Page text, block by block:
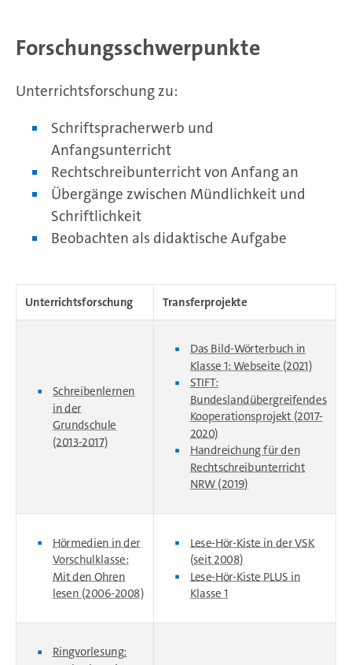
Forschungsschwerpunkte
Unterrichtsforschung zu:
Schriftspracherwerb und
Anfangsunterricht
Rechtschreibunterricht von Anfang an
Übergänge zwischen Mündlichkeit und
Schriftlichkeit
Beobachten als didaktische Aufgabe
Unterrichtsforschung Transferprojekte
Schreibenlernen
in der
Grundschule
(2013-2017)
Das Bild-Wörterbuch in
Klasse 1: Webseite (2021)
STIFT:
Bundeslandübergreifendes
Kooperationsprojekt (2017-
2020)
Handreichung für den
Rechtschreibunterricht
NRW (2019)
Hörmedien in der
Vorschulklasse:
Mit den Ohren
lesen (2006-2008)
Lese-Hör-Kiste in der VSK
(seit 2008)
Lese-Hör-Kiste PLUS in
Klasse 1
Ringvorlesung: